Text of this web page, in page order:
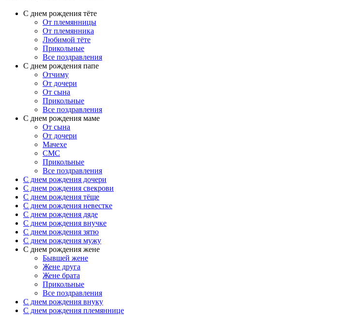
С днем рождения тёте
От племянницы
От племянника
Любимой тёте
Прикольные
Все поздравления
C днем рождения папе
Отчиму
От дочери
От сына
Прикольные
Все поздравления
С днем рождения маме
От сына
От дочери
Мачехе
СМС
Прикольные
Все поздравления
C днем рождения дочери
C днем рождения свекрови
C днем рождения тёще
C днем рождения невестке
C днем рождения дяде
C днем рождения внучке
C днем рождения зятю
C днем рождения мужу
С днем рождения жене
Бывшей жене
Жене друга
Жене брата
Прикольные
Все поздравления
C днем рождения внуку
C днем рождения племяннице